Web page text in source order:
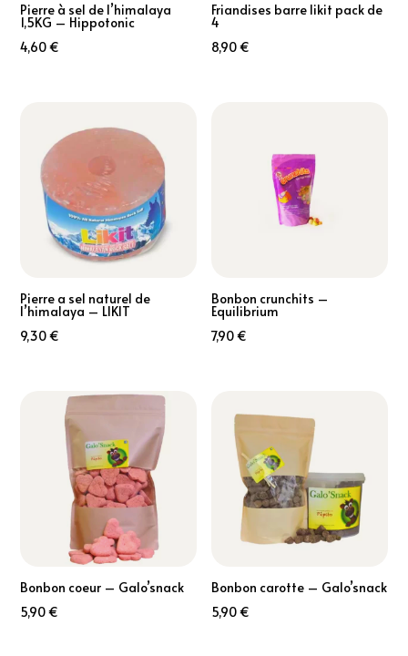
Pierre à sel de l’himalaya
1,5KG – Hippotonic
4,60€
Friandises barre likit pack de
4
8,90€
Pierre a sel naturel de
l’himalaya – LIKIT
9,30€
Bonbon crunchits –
Equilibrium
7,90€
Bonbon coeur – Galo’snack
5,90€
Bonbon carotte – Galo’snack
5,90€